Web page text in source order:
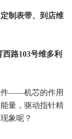
制表带、到店维
路103号维多利
——机芯的作用
量，驱动指针精
象呢？